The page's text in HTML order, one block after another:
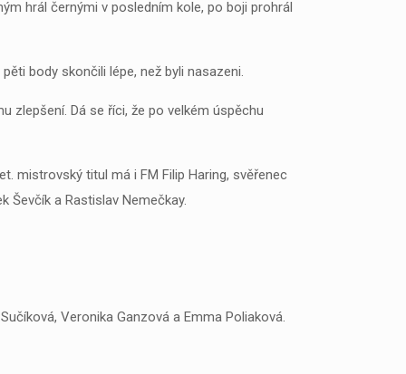
hrál černými v posledním kole, po boji prohrál
body skončili lépe, než byli nasazeni.
zlepšení. Dá se říci, že po velkém úspěchu
mistrovský titul má i FM Filip Haring, svěřenec
Ševčík a Rastislav Nemečkay.
Veronika Ganzová a Emma Poliaková.